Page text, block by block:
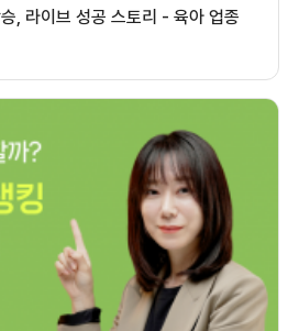
, 라이브 성공 스토리 - 육아 업종